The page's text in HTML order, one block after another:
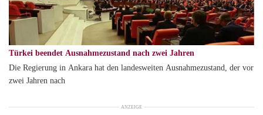
Türkei beendet Ausnahmezustand nach zwei Jahren
Die Regierung in Ankara hat den landesweiten Ausnahmezustand, der vor
zwei Jahren nach
ANZEIGE